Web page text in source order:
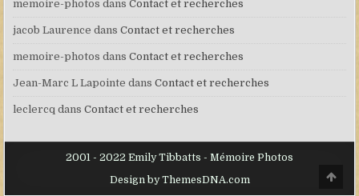
memoire-photos dansContact et recherches
jacob Laurence dansContact et recherches
memoire-photos dansContact et recherches
Jean-Marc L Lapointe dansContact et recherches
leclercq dansContact et recherches
2001 - 2022 Emily Tibbatts - Mémoire Photos
Design by ThemesDNA.com